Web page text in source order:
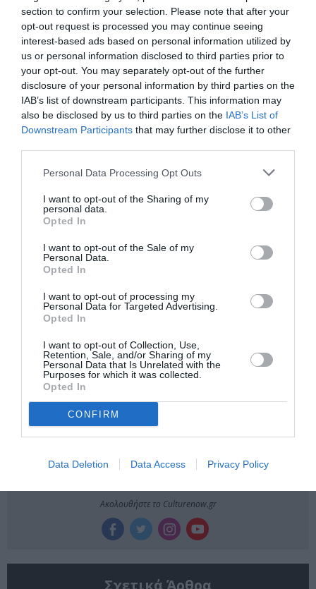
section to confirm your selection. Please note that after your
opt-out request is processed you may continue seeing
interest-based ads based on personal information utilized by
us or personal information disclosed to third parties prior to
your opt-out. You may separately opt-out of the further
disclosure of your personal information by third parties on the
IAB’s list of downstream participants. This information may
also be disclosed by us to third parties on the IAB’s List of
Downstream Participants that may further disclose it to other
Personal Data Processing Opt Outs
I want to opt-out of the Sharing of my
personal data.
Opted In
I want to opt-out of the Sale of my
Personal Data.
Opted In
I want to opt-out of processing my
Personal Data for Targeted Advertising.
Opted In
I want to opt-out of Collection, Use,
Retention, Sale, and/or Sharing of my
Personal Data that Is Unrelated with the
Purposes for which it was collected.
Opted In
CONFIRM
Data Deletion Data Access Privacy Policy
Eισιτήρια:
Είσοδος ελεύθερη
Πληροφορίες / Κρατήσεις:
Τηλ.: 6973533919 |opanda.gr
Ακολουθήστε το Culturenow.gr στο Google Newsκαι
Δείτε όλα τατελευταία νέαγια την Τέχνη και τον
Νέοι Διαγωνισμοί
Tags
ΕΙΚΑΣΤΙΚΕΣ ΕΚΘΕΣΕΙΣ
ΕΚΘΕΣΗ ΖΩΓΡΑΦΙΚΗΣ
Newsletter
την Τέχνη και τον Πολιτισμό!
Ακολουθήστε το Culturenow.gr
Σχετικά Άρθρα